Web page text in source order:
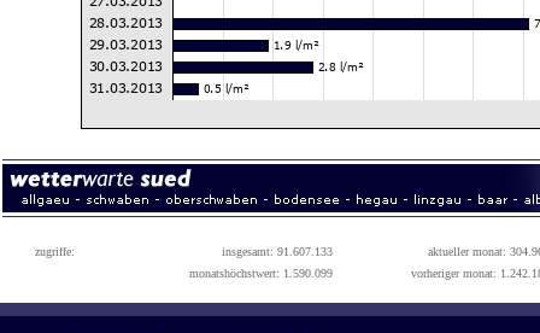
zugriffe: insgesamt: 91.607.133
aktueller monat:
monatshöchstwert: 1.590.099
vorheriger monat: